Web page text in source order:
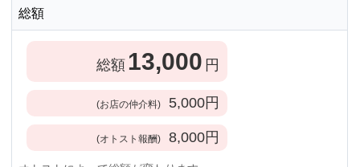
総額
総額 13,000 円
(お店の仲介料) 5,000円
(オトスト報酬) 8,000円